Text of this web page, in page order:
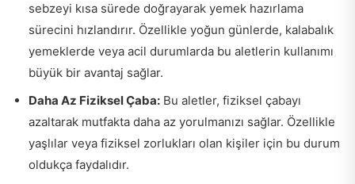
sebzeyi kısa sürede doğrayarak yemek hazırlama
sürecini hızlandırır. Özellikle yoğun günlerde, kalabalık
yemeklerde veya acil durumlarda bu aletlerin kullanımı
büyük bir avantaj sağlar.
Daha Az Fiziksel Çaba: Bu aletler, fiziksel çabayı
azaltarak mutfakta daha az yorulmanızı sağlar. Özellikle
yaşlılar veya fiziksel zorlukları olan kişiler için bu durum
oldukça faydalıdır.